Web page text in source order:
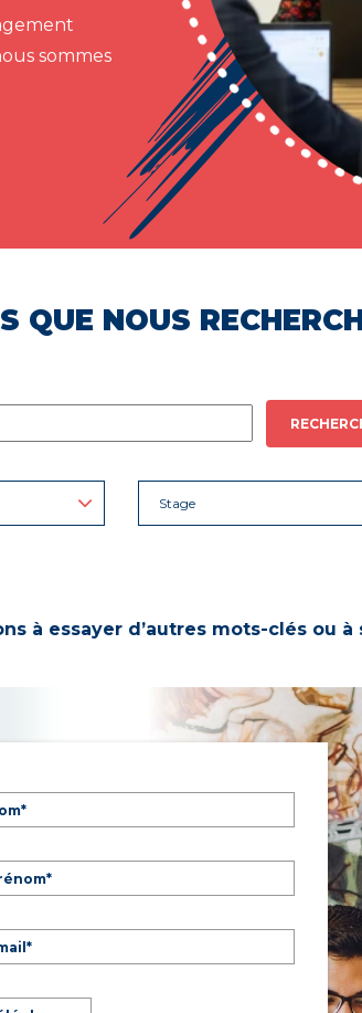
sommes
QUE NOUS
Stage
à essayer d’autres mots-clés ou